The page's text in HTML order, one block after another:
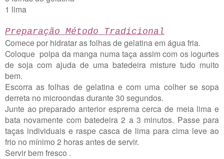
1 lima
Preparação Método Tradicional
Comece por hidratar as folhas de gelatina em água fria.
Coloque polpa da manga numa taça assim com os iogurtes
de soja com ajuda de uma batedeira misture tudo muito
bem.
Escorra as folhas de gelatina e com uma colher se sopa
derreta no microondas durante 30 segundos.
Junte ao preparado anterior esprema cerca de meia lima e
bata novamente com batedeira 2 a 3 minutos. Passe para
taças individuais e raspe casca de lima para cima leve ao
frio no mínimo 2 horas antes de servir.
Servir bem fresco .